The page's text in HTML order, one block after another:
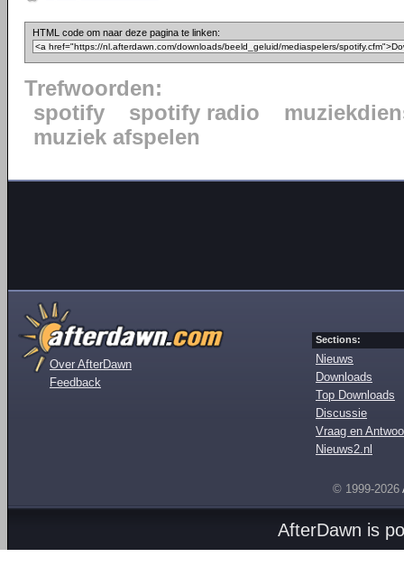
HTML code om naar deze pagina te linken:
Trefwoorden:
spotify
spotify radio
muziek afspelen
Over AfterDawn
Feedback
Sections:
Nieuws
Downloads
Top Downloads
Discussie
Vraag en
Nieuws2.nl
© 1999-2026
AfterDawn is